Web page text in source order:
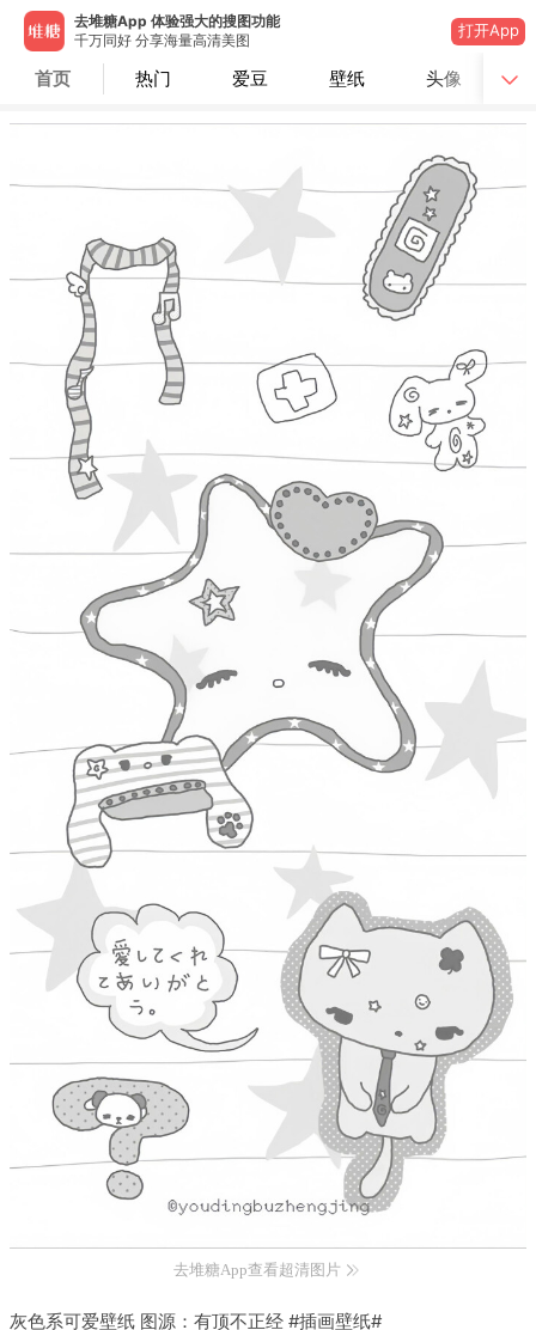
去堆糖App 体验强大的搜图功能
千万同好 分享海量高清美图
打开App
首页 热门 爱豆 壁纸 头像
去堆糖App查看超清图片
灰色系可爱壁纸 图源：有顶不正经 #插画壁纸#